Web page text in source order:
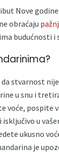
Nove
obraćaju
budućnosti i
stvarnost
u snu i
voće, pospite
u
ukusno
je